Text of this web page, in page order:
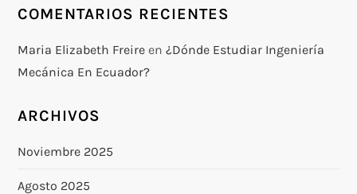
COMENTARIOS RECIENTES
Maria Elizabeth Freire en¿Dónde Estudiar Ingeniería
Mecánica En Ecuador?
ARCHIVOS
Noviembre 2025
Agosto 2025